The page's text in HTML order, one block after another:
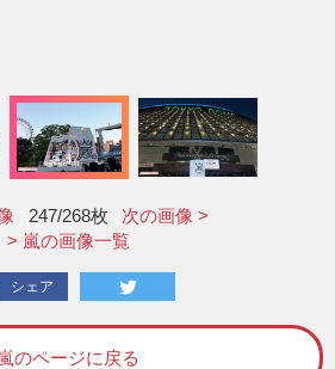
247/268枚
次の画像 >
> 嵐の画像一覧
シェア
のページに戻る